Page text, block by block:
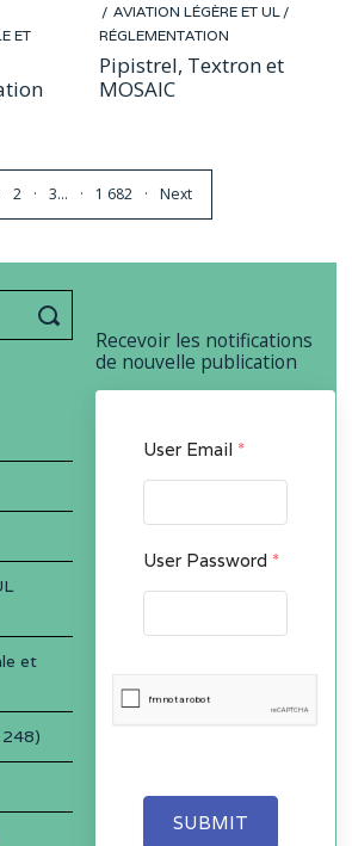
ET
ON
25
AVIATION LÉGÈRE ET UL /
RÉGLEMENTATION
Pipistrel, Textron et
MOSAIC
2 3… 1 682 Next
Recevoir les notifications
de nouvelle publication
User Email *
User Password *
SUBMIT
et